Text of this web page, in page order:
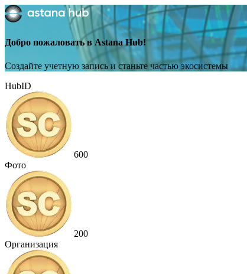
Добро пожаловать в Astana Hub!
Создайте учетную запись и станьте частью экосистемы
HubID
600
Фото
200
Организация